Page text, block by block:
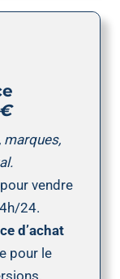
vendre
24.
d’achat
pour le